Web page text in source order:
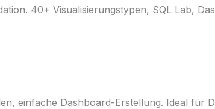
40+ Visualisierungstypen, SQL Lab,
einfache Dashboard-Erstellung. Ideal für